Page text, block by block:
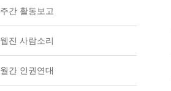
주간 활동보고
웹진 사람소리
월간 인권연대